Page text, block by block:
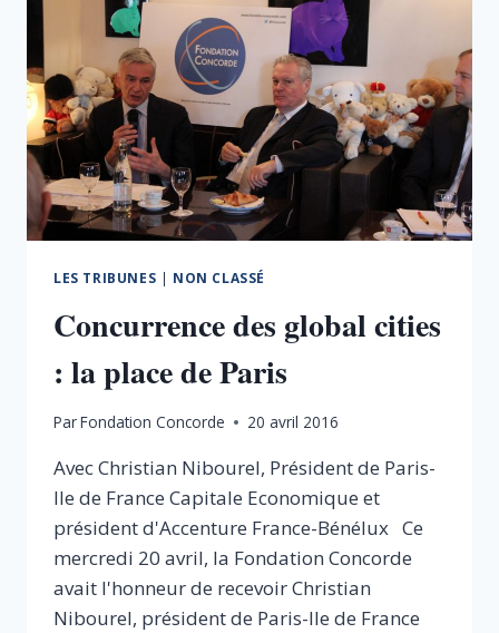
SÛRE,
PLUS
PROPRE,
PLUS
ATTRACTIVE
LES TRIBUNES | NON CLASSÉ
Concurrence des global cities
: la place de Paris
ParFondation Concorde 20 avril 2016
Avec Christian Nibourel, Président de Paris-
Ile de France Capitale Economique et
président d'Accenture France-Bénélux Ce
mercredi 20 avril, la Fondation Concorde
avait l'honneur de recevoir Christian
Nibourel, président de Paris-Ile de France